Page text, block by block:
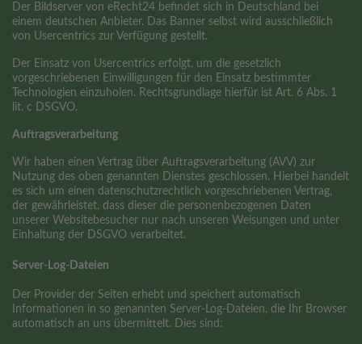
Der Bildserver von eRecht24 befindet sich in Deutschland bei
einem deutschen Anbieter. Das Banner selbst wird ausschließlich
von Usercentrics zur Verfügung gestellt.
Der Einsatz von Usercentrics erfolgt, um die gesetzlich
vorgeschriebenen Einwilligungen für den Einsatz bestimmter
Technologien einzuholen. Rechtsgrundlage hierfür ist Art. 6 Abs. 1
lit. c DSGVO.
Auftragsverarbeitung
Wir haben einen Vertrag über Auftragsverarbeitung (AVV) zur
Nutzung des oben genannten Dienstes geschlossen. Hierbei handelt
es sich um einen datenschutzrechtlich vorgeschriebenen Vertrag,
der gewährleistet, dass dieser die personenbezogenen Daten
unserer Websitebesucher nur nach unseren Weisungen und unter
Einhaltung der DSGVO verarbeitet.
Server-Log-Dateien
Der Provider der Seiten erhebt und speichert automatisch
Informationen in so genannten Server-Log-Dateien, die Ihr Browser
automatisch an uns übermittelt. Dies sind: